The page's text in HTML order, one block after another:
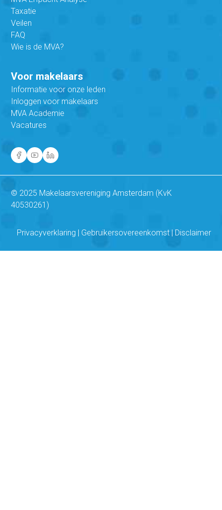
Taxatie
Veilen
FAQ
Wie is de MVA?
Voor makelaars
Informatie voor onze leden
Inloggen voor makelaars
MVA Academie
Vacatures
© 2025 Makelaarsvereniging Amsterdam (KvK
40530261)
Privacyverklaring Gebruikersovereenkomst Disclaimer